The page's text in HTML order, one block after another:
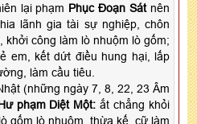
lại phạm Phục Đoạn Sát nên
lãnh gia tài sự nghiệp, chôn
khởi công làm lò nhuộm lò gốm;
em, kết dứt điều hung hại, lấp
làm cầu tiêu.
(những ngày 7, 8, 22, 23 Âm
phạm Diệt Một: ắt chẳng khỏi
gốm lò nhuộm, thừa kế, cữ làm